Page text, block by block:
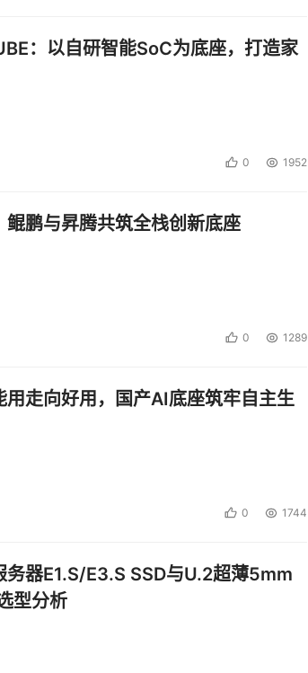
：以自研智能SoC为底座，打造家
0 1952
鹏与昇腾共筑全栈创新底座
0 1289
走向好用，国产AI底座筑牢自主生
0 1744
器E1.S/E3.S SSD与U.2超薄5mm
型分析